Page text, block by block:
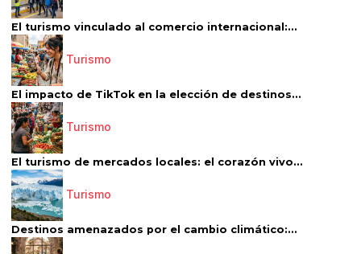
El turismo vinculado al comercio internacional:...
Turismo
El impacto de TikTok en la elección de destinos...
Turismo
El turismo de mercados locales: el corazón vivo...
Turismo
Destinos amenazados por el cambio climático:...